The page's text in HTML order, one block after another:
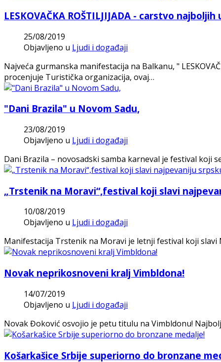
LESKOVAČKA ROŠTILJIJADA - carstvo najboljih
25/08/2019
Objavljeno u Ljudi i događaji
Najveća gurmanska manifestacija na Balkanu, "
procenjuje Turistička organizacija, ovaj…
"Dani Brazila" u Novom Sadu,
23/08/2019
Objavljeno u Ljudi i događaji
Dani Brazila – novosadski samba karneval je festival koji
„Trstenik na Moravi“,festival koji slavi
10/08/2019
Objavljeno u Ljudi i događaji
Manifestacija Trstenik na Moravi je letnji festival koji slavi
Novak neprikosnoveni kralj Vimbldona!
14/07/2019
Objavljeno u Ljudi i događaji
Novak Đoković osvojio je petu titulu na Vimbldonu!
Košarkašice Srbije superiorno do bronzane